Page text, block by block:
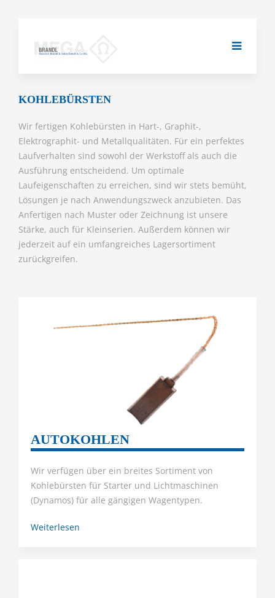
KOHLEBÜRSTEN
Wir fertigen Kohlebürsten in Hart-, Graphit-,
Elektrographit- und Metallqualitäten. Für ein perfektes
Laufverhalten sind sowohl der Werkstoff als auch die
Ausführung entscheidend. Um optimale
Laufeigenschaften zu erreichen, sind wir stets bemüht,
Lösungen je nach Anwendungszweck anzubieten. Das
Anfertigen nach Muster oder Zeichnung ist unsere
Stärke, auch für Kleinserien. Außerdem können wir
jederzeit auf ein umfangreiches Lagersortiment
zurückgreifen.
AUTOKOHLEN
Wir verfügen über ein breites Sortiment von
Kohlebürsten für Starter und Lichtmaschinen
(Dynamos) für alle gängigen Wagentypen.
Weiterlesen